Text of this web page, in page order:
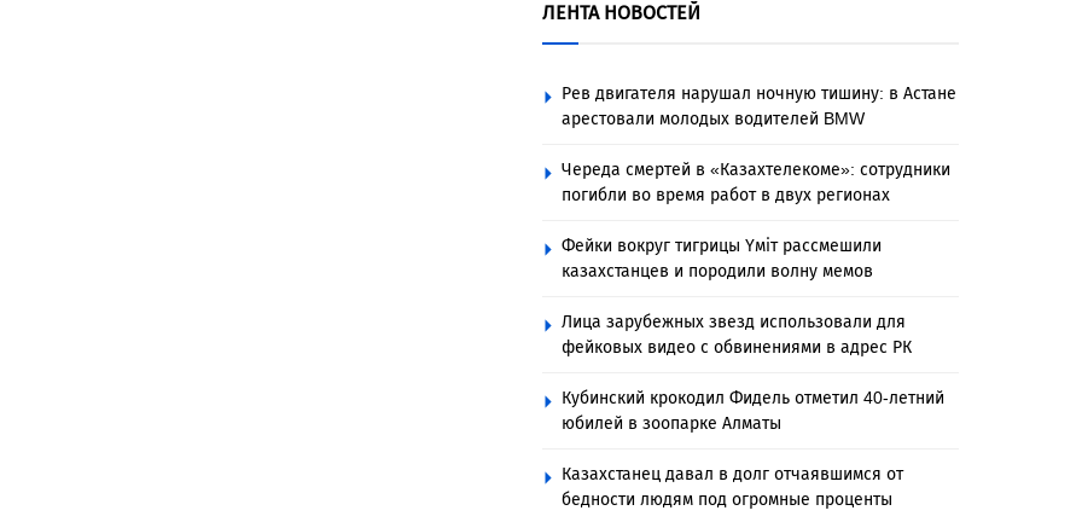
ЛЕНТА НОВОСТЕЙ
Рев двигателя нарушал ночную тишину: в Астане
арестовали молодых водителей BMW
Череда смертей в «Казахтелекоме»: сотрудники
погибли во время работ в двух регионах
Фейки вокруг тигрицы Үміт рассмешили
казахстанцев и породили волну мемов
Лица зарубежных звезд использовали для
фейковых видео с обвинениями в адрес РК
Кубинский крокодил Фидель отметил 40-летний
юбилей в зоопарке Алматы
Казахстанец давал в долг отчаявшимся от
бедности людям под огромные проценты